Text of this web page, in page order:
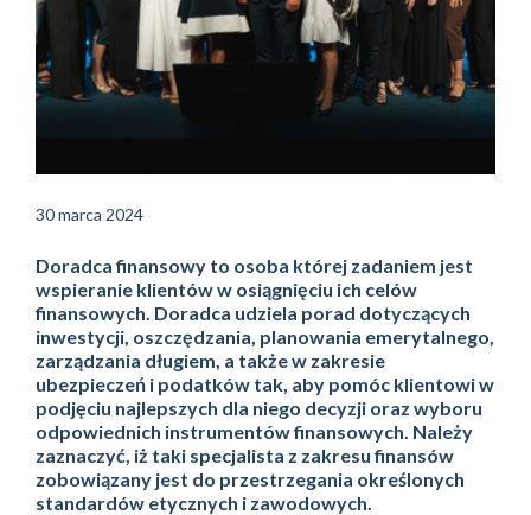
30 marca 2024
Doradca finansowy to osoba której zadaniem jest
wspieranie klientów w osiągnięciu ich celów
finansowych. Doradca udziela porad dotyczących
inwestycji, oszczędzania, planowania emerytalnego,
zarządzania długiem, a także w zakresie
ubezpieczeń i podatków tak, aby pomóc klientowi w
podjęciu najlepszych dla niego decyzji oraz wyboru
odpowiednich instrumentów finansowych. Należy
zaznaczyć, iż taki specjalista z zakresu finansów
zobowiązany jest do przestrzegania określonych
standardów etycznych i zawodowych.